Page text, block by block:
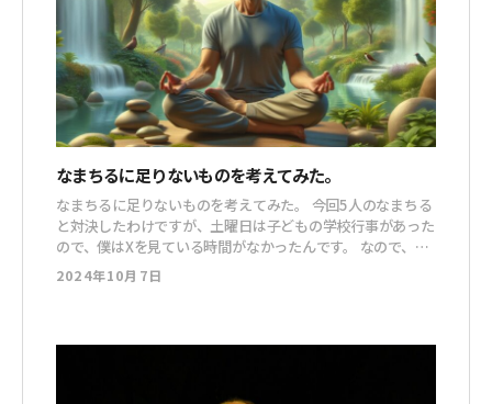
なまちるに足りないものを考えてみた。
なまちるに足りないものを考えてみた。 今回5人のなまちる
と対決したわけですが、土曜日は子どもの学校行事があった
ので、僕はXを見ている時間がなかったんです。 なので、自
分のメルマガを書くので精一杯で、5人がどういう動きをし
ているか見えていませんでした。 僕は僕でやれることをや
2024年10月7日